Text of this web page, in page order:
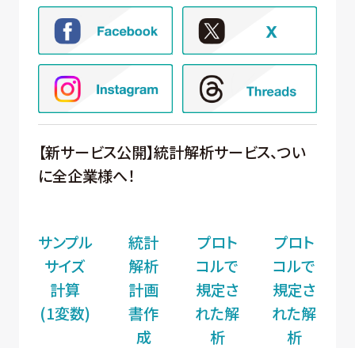
【新サービス公開】統計解析サービス、つい
に全企業様へ！
サンプル
サイズ
計算
(1変数)
統計
解析
計画
書作
成
プロト
コルで
規定さ
れた解
析
プロト
コルで
規定さ
れた解
析